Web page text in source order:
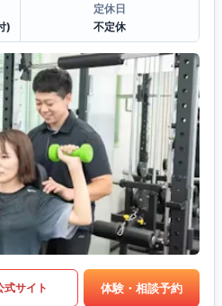
)
定休日
不定休
式サイト 体験・相談予約